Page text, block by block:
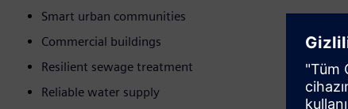
Smart urban communities
Commercial buildings
Resilient sewage treatment
Reliable water supply